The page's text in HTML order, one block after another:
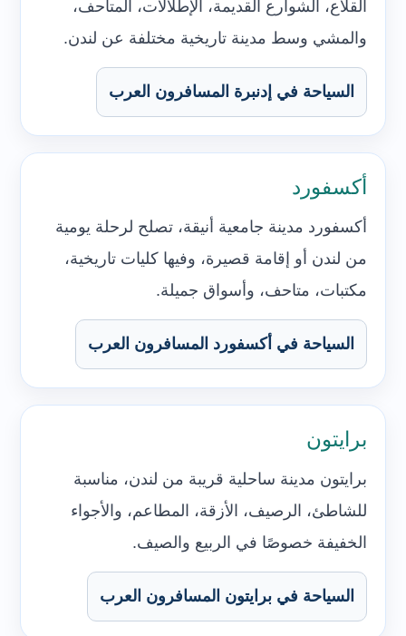
القلاع، الشوارع القديمة، الإطلالات، المتاحف،
والمشي وسط مدينة تاريخية مختلفة عن لندن.
السياحة في إدنبرة المسافرون العرب
أكسفورد
أكسفورد مدينة جامعية أنيقة، تصلح لرحلة يومية
من لندن أو إقامة قصيرة، وفيها كليات تاريخية،
مكتبات، متاحف، وأسواق جميلة.
السياحة في أكسفورد المسافرون العرب
برايتون
برايتون مدينة ساحلية قريبة من لندن، مناسبة
للشاطئ، الرصيف، الأزقة، المطاعم، والأجواء
الخفيفة خصوصًا في الربيع والصيف.
السياحة في برايتون المسافرون العرب